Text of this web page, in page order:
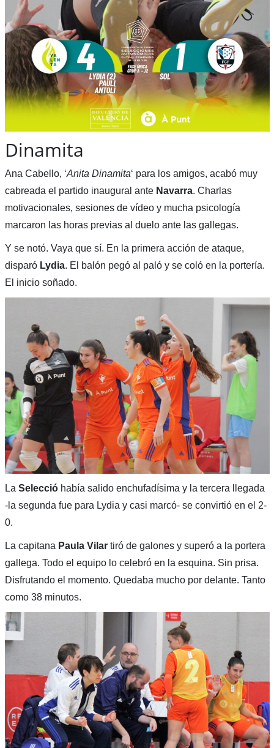
Dinamita
Ana Cabello, ‘Anita Dinamita‘ para los amigos, acabó muy
cabreada el partido inaugural ante Navarra. Charlas
motivacionales, sesiones de vídeo y mucha psicología
marcaron las horas previas al duelo ante las gallegas.
Y se notó. Vaya que sí. En la primera acción de ataque,
disparó Lydia. El balón pegó al paló y se coló en la portería.
El inicio soñado.
La Seleccióhabía salido enchufadísima y la tercera llegada
-la segunda fue para Lydia y casi marcó- se convirtió en el 2-
0.
La capitana Paula Vilartiró de galones y superó a la portera
gallega. Todo el equipo lo celebró en la esquina. Sin prisa.
Disfrutando el momento. Quedaba mucho por delante. Tanto
como 38 minutos.